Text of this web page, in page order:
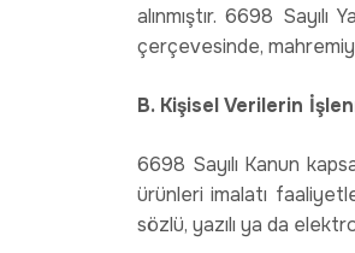
alınmıştır. 6698
çerçevesinde,
B. Kişisel Verilerin
6698 Sayılı Kanun
ürünleri imalatı
sözlü, yazılı ya da